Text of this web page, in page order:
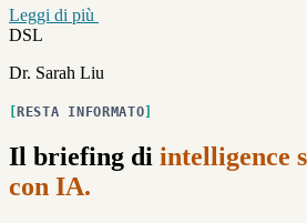
Leggi di più
DSL
Dr. Sarah Liu
RESTA INFORMATO
Il briefing di intelligence
con IA.